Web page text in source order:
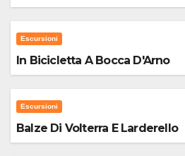
Escursioni
In Bicicletta A Bocca D'Arno
Escursioni
Balze Di Volterra E Larderello